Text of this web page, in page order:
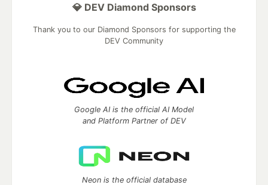
💎 DEV Diamond Sponsors
Thank you to our Diamond Sponsors for supporting the
DEV Community
Google AI is the official AI Model
and Platform Partner of DEV
Neon is the official database